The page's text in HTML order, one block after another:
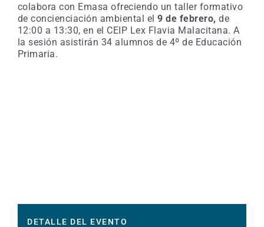
colabora con Emasa ofreciendo un taller formativo
de concienciación ambiental el9 de febrero,de
12:00 a 13:30, en el CEIP Lex Flavia Malacitana. A
la sesión asistirán 34 alumnos de 4º de Educación
Primaria.
DETALLE DEL EVENTO